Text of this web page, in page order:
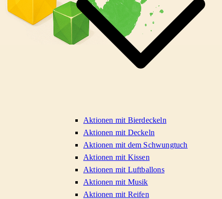
Aktionen mit Bierdeckeln
Aktionen mit Deckeln
Aktionen mit dem Schwungtuch
Aktionen mit Kissen
Aktionen mit Luftballons
Aktionen mit Musik
Aktionen mit Reifen